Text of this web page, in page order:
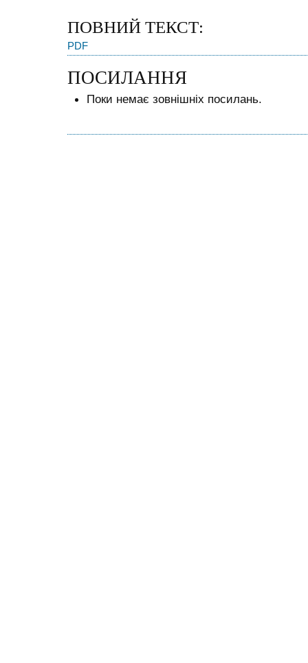
ПОВНИЙ ТЕКСТ:
PDF
ПОСИЛАННЯ
Поки немає зовнішніх посилань.